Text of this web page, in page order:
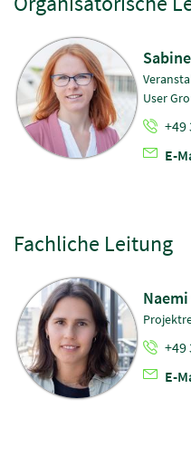
User
+49
E-
Fachliche Leitung
+49
E-